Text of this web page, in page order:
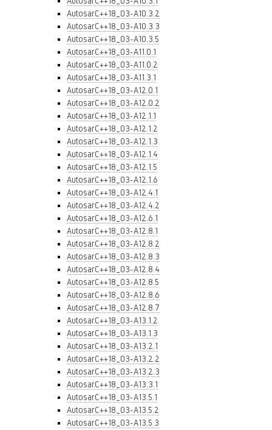
AutosarC++18_03-A10.3.2
AutosarC++18_03-A10.3.3
AutosarC++18_03-A10.3.5
AutosarC++18_03-A11.0.1
AutosarC++18_03-A11.0.2
AutosarC++18_03-A11.3.1
AutosarC++18_03-A12.0.1
AutosarC++18_03-A12.0.2
AutosarC++18_03-A12.1.1
AutosarC++18_03-A12.1.2
AutosarC++18_03-A12.1.3
AutosarC++18_03-A12.1.4
AutosarC++18_03-A12.1.5
AutosarC++18_03-A12.1.6
AutosarC++18_03-A12.4.1
AutosarC++18_03-A12.4.2
AutosarC++18_03-A12.6.1
AutosarC++18_03-A12.8.1
AutosarC++18_03-A12.8.2
AutosarC++18_03-A12.8.3
AutosarC++18_03-A12.8.4
AutosarC++18_03-A12.8.5
AutosarC++18_03-A12.8.6
AutosarC++18_03-A12.8.7
AutosarC++18_03-A13.1.2
AutosarC++18_03-A13.1.3
AutosarC++18_03-A13.2.1
AutosarC++18_03-A13.2.2
AutosarC++18_03-A13.2.3
AutosarC++18_03-A13.3.1
AutosarC++18_03-A13.5.1
AutosarC++18_03-A13.5.2
AutosarC++18_03-A13.5.3